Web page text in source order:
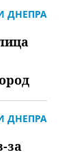
ДНЕПРА
ДНЕПРА
за